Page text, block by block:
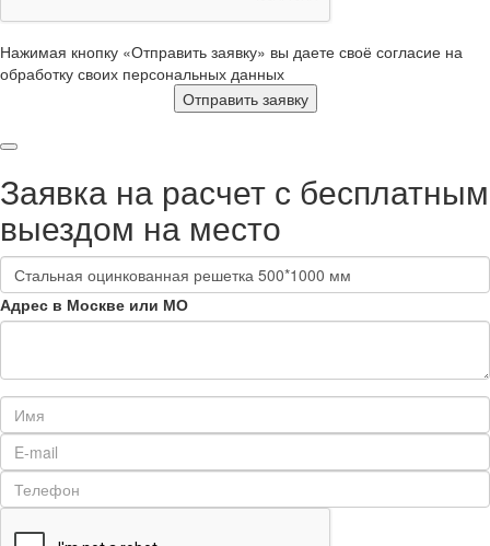
Нажимая кнопку «Отправить заявку» вы даете своё согласие на
обработку своих персональных данных
Отправить заявку
Заявка на расчет с бесплатным
выездом на место
Адрес в Москве или МО